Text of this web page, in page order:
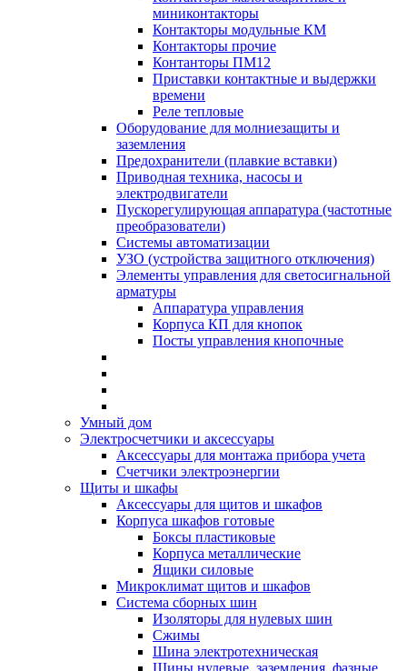
миниконтакторы
Контакторы модульные КМ
Контакторы прочие
Контанторы ПМ12
Приставки контактные и выдержки
времени
Реле тепловые
Оборудование для молниезащиты и
заземления
Предохранители (плавкие вставки)
Приводная техника, насосы и
электродвигатели
Пускорегулирующая аппаратура (частотные
преобразователи)
Системы автоматизации
УЗО (устройства защитного отключения)
Элементы управления для светосигнальной
арматуры
Аппаратура управления
Корпуса КП для кнопок
Посты управления кнопочные
Умный дом
Электросчетчики и аксессуары
Аксессуары для монтажа прибора учета
Счетчики электроэнергии
Щиты и шкафы
Аксессуары для щитов и шкафов
Корпуса шкафов готовые
Боксы пластиковые
Корпуса металлические
Ящики силовые
Микроклимат щитов и шкафов
Система сборных шин
Изоляторы для нулевых шин
Сжимы
Шина электротехническая
Шины нулевые, заземления, фазные